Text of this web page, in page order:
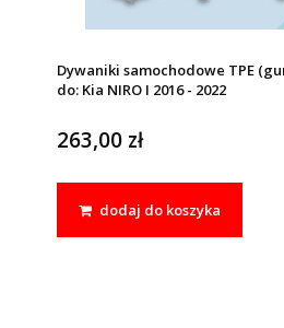
Dywaniki samochodowe TPE
do: Kia NIRO I 2016 - 2022
263,00 zł
dodaj do koszyka